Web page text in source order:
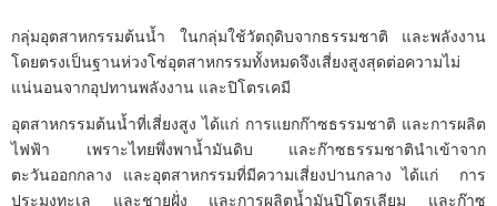
กลุ่มอุตสาหกรรมต้นน้ำ ในกลุ่มใช้วัตถุดิบจากธรรมชาติ และพลังงาน
โดยตรงเป็นฐานห่วงโซ่อุตสาหกรรมทั้งหมดจึงเสี่ยงสูงสุดต่อความไม่
แน่นอนจากอุปทานพลังงาน และปิโตรเคมี
อุตสาหกรรมต้นน้ำที่เสี่ยงสูง ได้แก่ การแยกก๊าซธรรมชาติ และการผลิต
ไฟฟ้า เพราะไทยพึ่งพาน้ำมันดิบ และก๊าซธรรมชาตินำเข้าจาก
ตะวันออกกลาง และอุตสาหกรรมที่มีความเสี่ยงปานกลาง ได้แก่ การ
ประมงทะเล และชายฝั่ง และการผลิตน้ำมันปิโตรเลียม และก๊าซ